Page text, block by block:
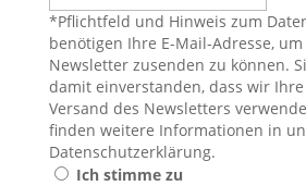
*Pflichtfeld und Hinweis zum
benötigen Ihre E-Mail-Adresse,
Newsletter zusenden zu können.
damit einverstanden, dass wir
Versand des Newsletters
finden weitere Informationen in
Datenschutzerklärung.
Ich stimme zu